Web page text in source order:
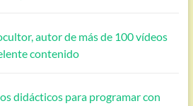
autor de más de 100 vídeos
contenido
didácticos para programar con